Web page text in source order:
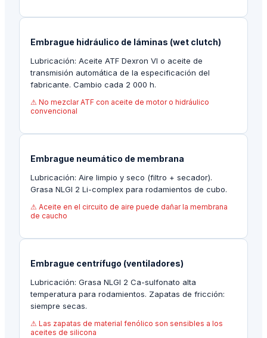
Embrague hidráulico de láminas (wet clutch)
Lubricación: Aceite ATF Dexron VI o aceite de
transmisión automática de la especificación del
fabricante. Cambio cada 2 000 h.
⚠ No mezclar ATF con aceite de motor o hidráulico
convencional
Embrague neumático de membrana
Lubricación: Aire limpio y seco (filtro + secador).
Grasa NLGI 2 Li-complex para rodamientos de cubo.
⚠ Aceite en el circuito de aire puede dañar la membrana
de caucho
Embrague centrífugo (ventiladores)
Lubricación: Grasa NLGI 2 Ca-sulfonato alta
temperatura para rodamientos. Zapatas de fricción:
siempre secas.
⚠ Las zapatas de material fenólico son sensibles a los
aceites de silicona